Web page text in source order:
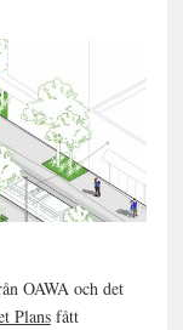
OAWA och det
Plansfått